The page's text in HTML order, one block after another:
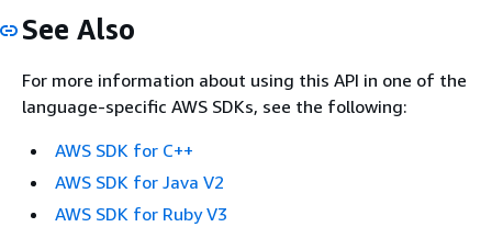
See Also
For more information about using this API in one of the
language-specific AWS SDKs, see the following:
AWS SDK for C++
AWS SDK for Java V2
AWS SDK for Ruby V3